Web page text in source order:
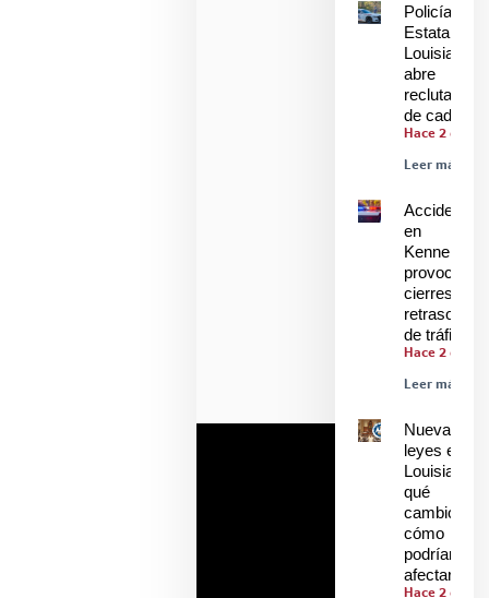
Policía
Estatal de
Louisiana
abre
de cadetes
Hace 2 días
Leer más »
Accidente
en
Kenner
provoca
cierres y
retrasos
de tráfico
Hace 2 días
Leer más »
Nuevas
leyes en
Louisiana:
qué
cambió y
cómo
podrían
afectarle
Hace 2 días